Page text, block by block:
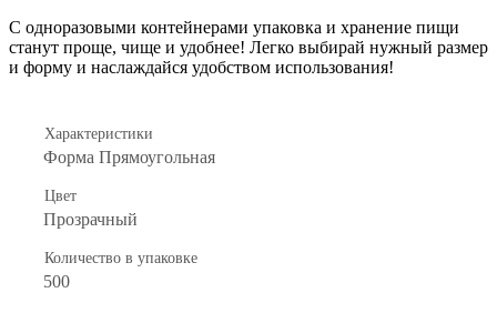
С одноразовыми контейнерами упаковка и хранение пищи
станут проще, чище и удобнее! Легко выбирай нужный размер
и форму и наслаждайся удобством использования!
Характеристики
Форма Прямоугольная
Цвет
Прозрачный
Количество в упаковке
500